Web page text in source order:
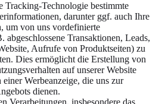
Tracking-Technologie bestimmte
darunter ggf. auch Ihre
um von uns vordefinierte
abgeschlossene Transaktionen, Leads,
Aufrufe von Produktseiten) zu
Dies ermöglicht die Erstellung von
auf unserer Website
Werbeanzeige, die uns zur
dienen.